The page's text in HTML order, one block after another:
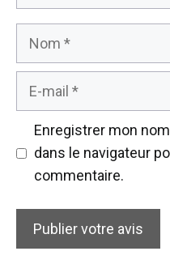
Nom
Enregistrer mon
dans le navigateur
commentaire.